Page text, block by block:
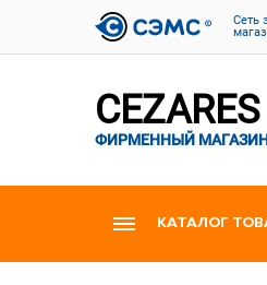
Cеть
CEZARES
ФИРМЕННЫЙ
КАТАЛОГ